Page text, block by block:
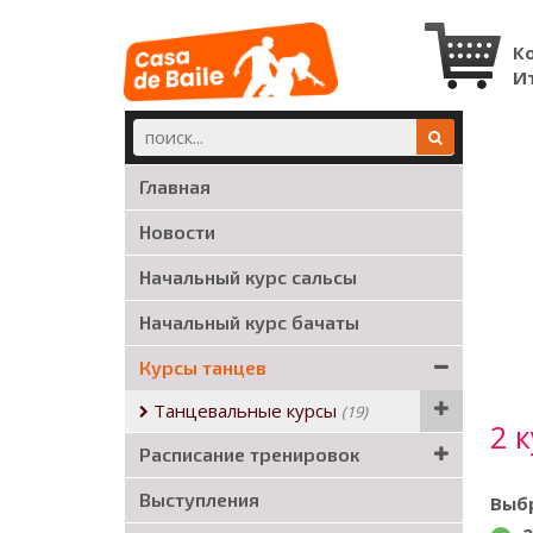
Главная
Новости
Начальный курс сальсы
Начальный курс бачаты
Курсы танцев
Танцевальные курсы (19)
Расписание тренировок
Выступления
2